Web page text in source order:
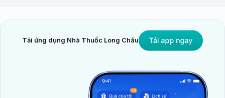
Tải ứng dụng Nhà Thuốc Long Châu